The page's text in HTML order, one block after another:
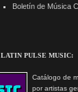
LATIN PULSE MUSIC:
Catálogo de
por artistas
Boletín de Música